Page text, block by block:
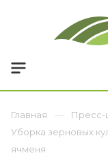
Главная Пресс-
Уборка зерновых
ячменя